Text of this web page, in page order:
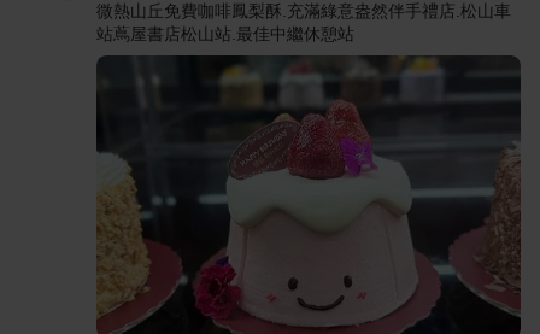
微熱山丘免費咖啡鳳梨酥.充滿綠意盎然伴手禮店.松山車
站蔦屋書店松山站.最佳中繼休憩站